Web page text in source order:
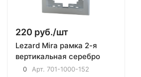
220 руб./шт
Lezard Mira рамка 2-я
вертикальная серебро
0 Арт. 701-1000-152